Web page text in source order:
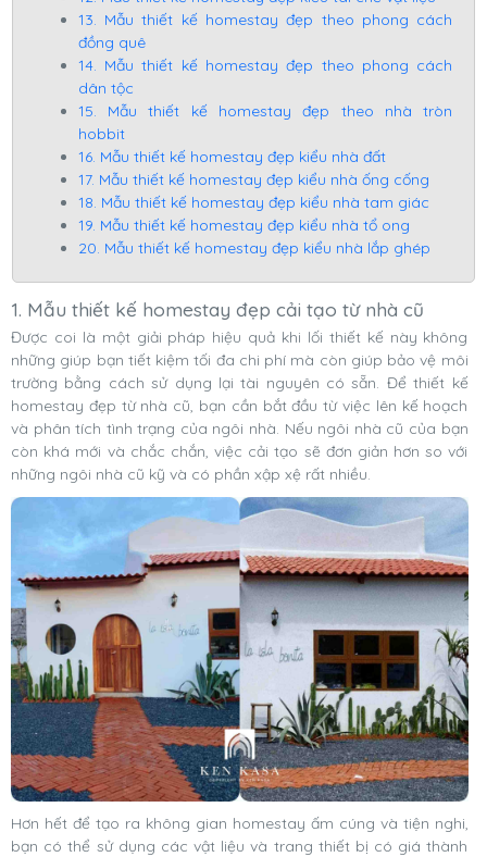
13. Mẫu thiết kế homestay đẹp theo phong cách
đồng quê
14. Mẫu thiết kế homestay đẹp theo phong cách
dân tộc
15. Mẫu thiết kế homestay đẹp theo nhà tròn
hobbit
16. Mẫu thiết kế homestay đẹp kiểu nhà đất
17. Mẫu thiết kế homestay đẹp kiểu nhà ống cống
18. Mẫu thiết kế homestay đẹp kiểu nhà tam giác
19. Mẫu thiết kế homestay đẹp kiểu nhà tổ ong
20. Mẫu thiết kế homestay đẹp kiểu nhà lắp ghép
1. Mẫu thiết kế homestay đẹp cải tạo từ nhà cũ
Được coi là một giải pháp hiệu quả khi lối thiết kế này không
những giúp bạn tiết kiệm tối đa chi phí mà còn giúp bảo vệ môi
trường bằng cách sử dụng lại tài nguyên có sẵn. Để thiết kế
homestay đẹp từ nhà cũ, bạn cần bắt đầu từ việc lên kế hoạch
và phân tích tình trạng của ngôi nhà. Nếu ngôi nhà cũ của bạn
còn khá mới và chắc chắn, việc cải tạo sẽ đơn giản hơn so với
những ngôi nhà cũ kỹ và có phần xập xệ rất nhiều.
Hơn hết để tạo ra không gian homestay ấm cúng và tiện nghi,
bạn có thể sử dụng các vật liệu và trang thiết bị có giá thành